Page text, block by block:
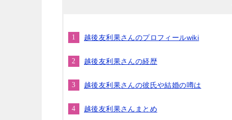
越後友利果さんのプロフィールwiki
越後友利果さんの経歴
越後友利果さんの彼氏や結婚の噂は
越後友利果さんまとめ